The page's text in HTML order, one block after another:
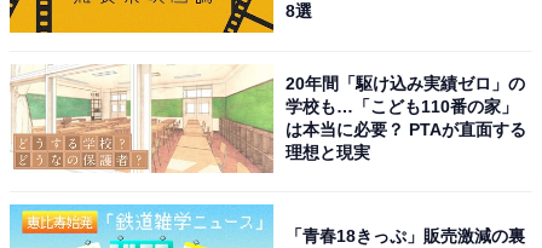
8選
20年間「駆け込み実績ゼロ」の
学校も…「こども110番の家」
は本当に必要？ PTAが直面する
理想と現実
「青春18きっぷ」販売激減の裏